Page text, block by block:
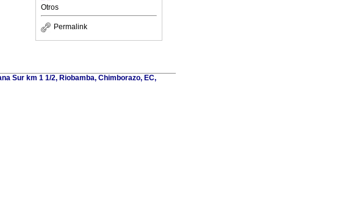
Otros
Permalink
Sur km 1 1/2, Riobamba, Chimborazo, EC,